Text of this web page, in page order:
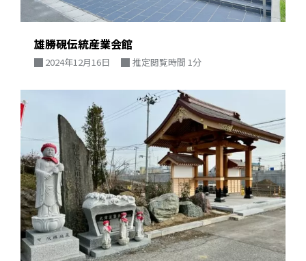
雄勝硯伝統産業会館
2024年12月16日 推定閲覧時間 1分